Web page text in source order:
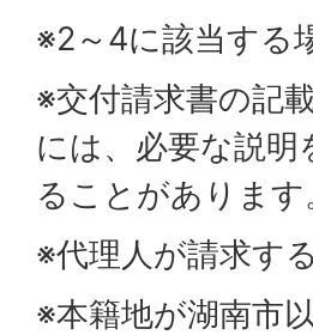
※2～4に該当する
※交付請求書の記
には、必要な説
ることがあります
※代理人が請求す
※本籍地が湖南市